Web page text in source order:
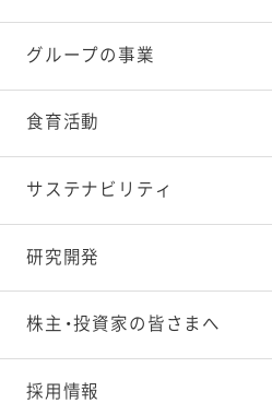
グループの事業
食育活動
サステナビリティ
研究開発
株主・投資家の皆さまへ
採用情報